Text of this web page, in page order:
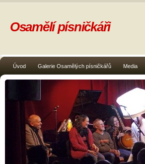
Úvod Galerie Osamělých písničkářů Media
Osamělí písničkáři